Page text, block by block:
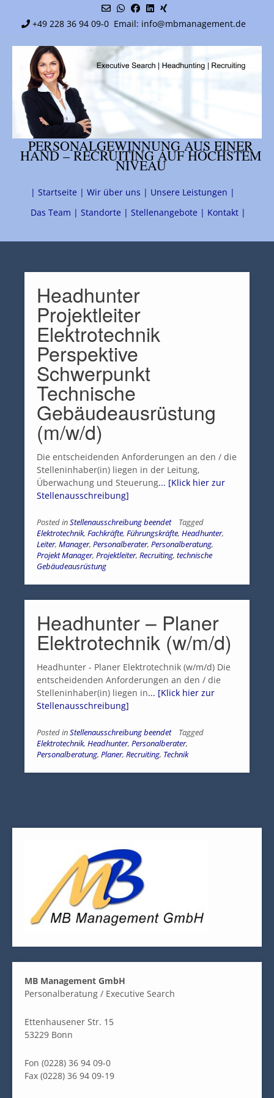
content
+49 228 36 94 09-0 Email: info@mbmanagement.de
PERSONALGEWINNUNG AUS EINER
HAND – RECRUITING AUF HÖCHSTEM
NIVEAU
| Startseite | Wir über uns | Unsere Leistungen |
Das Team | Standorte | Stellenangebote | Kontakt |
Headhunter
Projektleiter
Elektrotechnik
Perspektive
Schwerpunkt
Technische
Gebäudeausrüstung
(m/w/d)
Die entscheidenden Anforderungen an den / die
Stelleninhaber(in) liegen in der Leitung,
Überwachung und Steuerung... [Klick hier zur
Stellenausschreibung]
Posted inStellenausschreibung beendet
Tagged
Elektrotechnik, Fachkräfte, Führungskräfte, Headhunter,
Leiter, Manager, Personalberater, Personalberatung,
Projekt Manager, Projektleiter, Recruiting, technische
Gebäudeausrüstung
Headhunter – Planer
Elektrotechnik (w/m/d)
Headhunter - Planer Elektrotechnik (w/m/d) Die
entscheidenden Anforderungen an den / die
Stelleninhaber(in) liegen in... [Klick hier zur
Stellenausschreibung]
Posted inStellenausschreibung beendet
Tagged
Elektrotechnik, Headhunter, Personalberater,
Personalberatung, Planer, Recruiting, Technik
MB Management GmbH
Personalberatung / Executive Search
Ettenhausener Str. 15
53229 Bonn
Fon (0228) 36 94 09-0
Fax (0228) 36 94 09-19